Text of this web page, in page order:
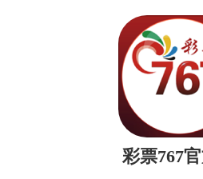
主题壁纸
拍摄美化
彩票767